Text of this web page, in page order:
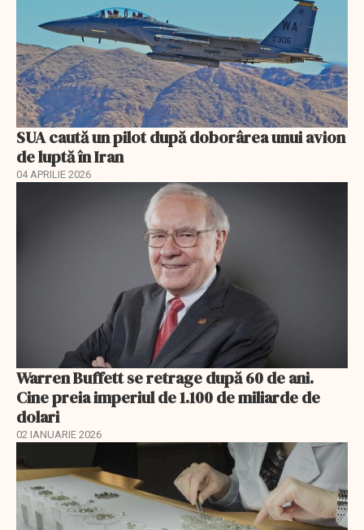
SUA caută un pilot după doborârea unui avion
de luptă în Iran
04 APRILIE 2026
Warren Buffett se retrage după 60 de ani.
Cine preia imperiul de 1.100 de miliarde de
dolari
02 IANUARIE 2026